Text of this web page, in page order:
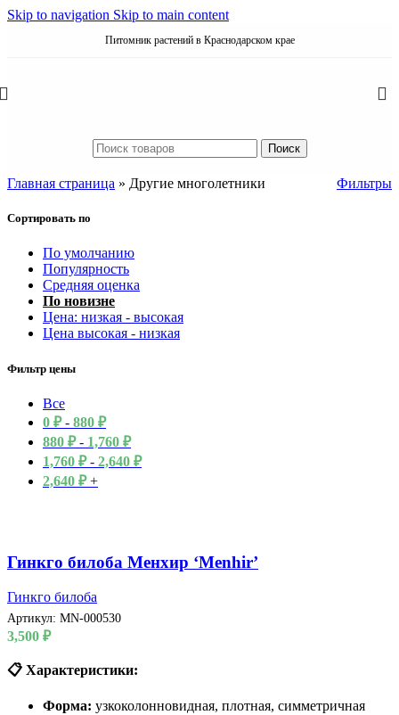
Skip to navigation Skip to main content
Питомник растений в Краснодарском крае
Поиск
Главная страница » Другие многолетники Фильтры
Сортировать по
По умолчанию
Популярность
Средняя оценка
По новизне
Цена: низкая - высокая
Цена высокая - низкая
Фильтр цены
Все
0 ₽- 880 ₽
880 ₽- 1,760 ₽
1,760 ₽- 2,640 ₽
2,640 ₽+
Гинкго билоба Менхир ‘Menhir’
Гинкго билоба
Артикул: MN-000530
3,500 ₽
📋 Характеристики:
Форма: узкоколонновидная, плотная, симметричная